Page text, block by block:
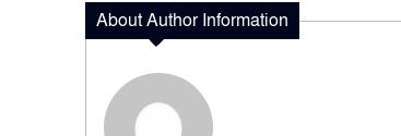
About Author Information